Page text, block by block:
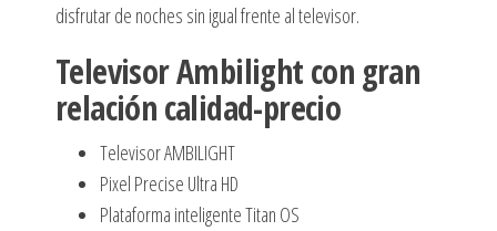
disfrutar de noches sin igual frente al televisor.
Televisor Ambilight con gran
relación calidad-precio
Televisor AMBILIGHT
Pixel Precise Ultra HD
Plataforma inteligente Titan OS